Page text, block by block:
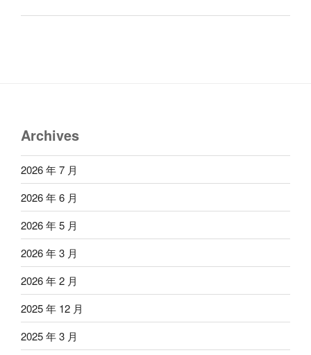
Archives
2026 年 7 月
2026 年 6 月
2026 年 5 月
2026 年 3 月
2026 年 2 月
2025 年 12 月
2025 年 3 月